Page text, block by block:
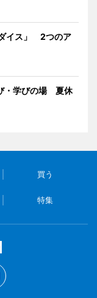
イス」 2つのア
・学びの場 夏休
買う
特集